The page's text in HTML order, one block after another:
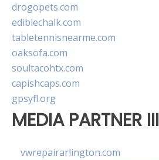
drogopets.com
ediblechalk.com
tabletennisnearme.com
oaksofa.com
soultacohtx.com
capishcaps.com
gpsyfl.org
MEDIA PARTNER III
vwrepairarlington.com